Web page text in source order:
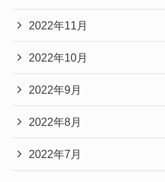
2022年11月
2022年10月
2022年9月
2022年8月
2022年7月